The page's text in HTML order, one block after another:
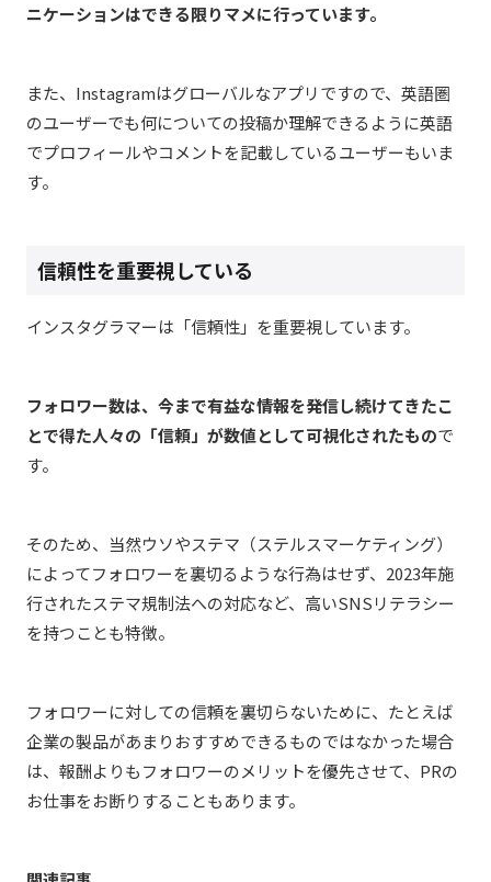
ニケーションはできる限りマメに行っています。
また、Instagramはグローバルなアプリですので、英語圏
のユーザーでも何についての投稿か理解できるように英語
でプロフィールやコメントを記載しているユーザーもいま
す。
信頼性を重要視している
インスタグラマーは「信頼性」を重要視しています。
フォロワー数は、今まで有益な情報を発信し続けてきたこ
とで得た人々の「信頼」が数値として可視化されたもので
す。
そのため、当然ウソやステマ（ステルスマーケティング）
によってフォロワーを裏切るような行為はせず、2023年施
行されたステマ規制法への対応など、高いSNSリテラシー
を持つことも特徴。
フォロワーに対しての信頼を裏切らないために、たとえば
企業の製品があまりおすすめできるものではなかった場合
は、報酬よりもフォロワーのメリットを優先させて、PRの
お仕事をお断りすることもあります。